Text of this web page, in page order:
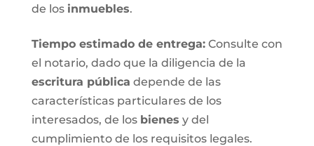
de los inmuebles.
Tiempo estimado de entrega:Consulte con
el notario, dado que la diligencia de la
escritura pública depende de las
características particulares de los
interesados, de los bienes y del
cumplimiento de los requisitos legales.